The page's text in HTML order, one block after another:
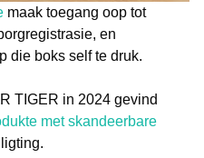
maak toegang oop tot
en
die boks self te druk.
TIGER in 2024 gevind
met skandeerbare